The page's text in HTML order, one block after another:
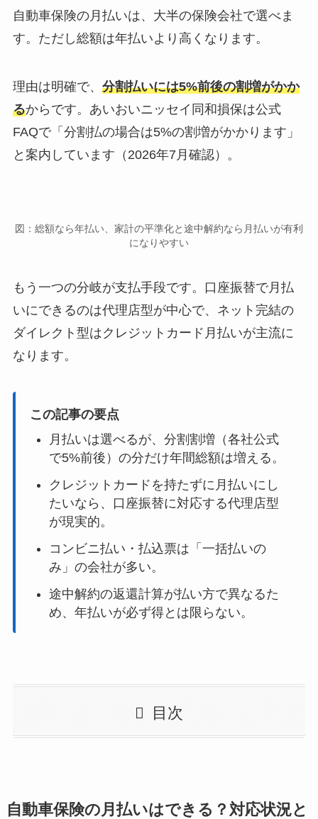
自動車保険の月払いは、大半の保険会社で選べま
す。ただし総額は年払いより高くなります。
理由は明確で、 分割払いには5%前後の割増がかか
るからです。あいおいニッセイ同和損保は公式
FAQで「分割払の場合は5%の割増がかかります」
と案内しています（2026年7月確認）。
図：総額なら年払い、家計の平準化と途中解約なら月払いが有利
になりやすい
もう一つの分岐が支払手段です。口座振替で月払
いにできるのは代理店型が中心で、ネット完結の
ダイレクト型はクレジットカード月払いが主流に
なります。
この記事の要点
月払いは選べるが、分割割増（各社公式
で5%前後）の分だけ年間総額は増える。
クレジットカードを持たずに月払いにし
たいなら、口座振替に対応する代理店型
が現実的。
コンビニ払い・払込票は「一括払いの
み」の会社が多い。
途中解約の返還計算が払い方で異なるた
め、年払いが必ず得とは限らない。
目次
自動車保険の月払いはできる？対応状況と